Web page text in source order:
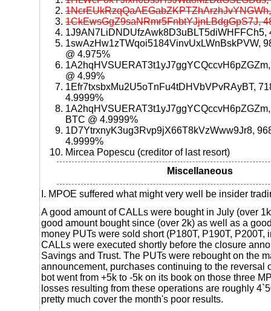
1CkEwsGgZ9saNRmr5FnbtYJjnLBdgGpS7J,
1J9AN7LiDNDUfzAwk8D3uBLT5diWHFFCh5,
1swAzHw1zTWqoi5184VinvUxLWnBskPVW,
@ 4.975%
@ 4.99%
1Efr7txsbxMu2U5oTnFu4tDHVbVPvRAyBT,
4.9999%
BTC @ 4.9999%
1D7YtrxnyK3ug3Rvp9jX66T8kVzWww9Jr8,
4.9999%
Mircea Popescu (creditor of last resort)
Miscellaneous
I. MPOE suffered what might very well be insider
A good amount of CALLs were bought in July (over
good amount bought since (over 2k) as well as a
money PUTs were sold short (P180T, P190T, P200T,
CALLs were executed shortly before the closure
Savings and Trust. The PUTs were rebought on the
announcement, purchases continuing to the reversal
bot went from +5k to -5k on its book on those three
losses resulting from these operations are roughly
pretty much cover the month's poor results.